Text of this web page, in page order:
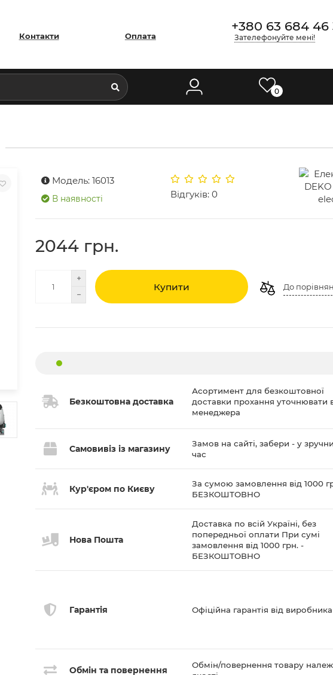
Контакти Оплата
+380 63 684 46
Зателефонуйте мені!
0
Модель: 16013
В наявності Відгуків: 0
2044 грн.
Купити До
Безкоштовна доставка
Асортимент для безкоштовної
доставки прохання уточнювати
менеджера
Самовивіз із магазину
Замов на сайті, забери - у
час
Кур'єром по Києву
За сумою замовлення від 1000
БЕЗКОШТОВНО
Нова Пошта
Доставка по всій Україні, без
попередньої оплати При сумі
замовлення від 1000 грн. -
БЕЗКОШТОВНО
Гарантія Офіційна гарантія від виробника
Обмін та повернення
Обмін/повернення товару